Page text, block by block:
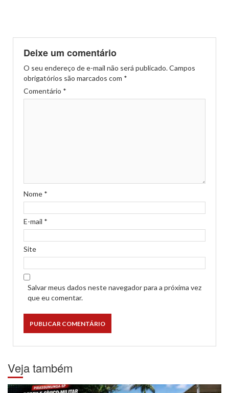
Deixe um comentário
O seu endereço de e-mail não será publicado.Campos
obrigatórios são marcados com *
Comentário *
Nome *
E-mail *
Site
Salvar meus dados neste navegador para a próxima vez
que eu comentar.
Veja também